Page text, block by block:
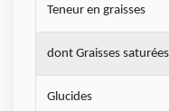
Teneur en graisses
dont Graisses saturées
Glucides